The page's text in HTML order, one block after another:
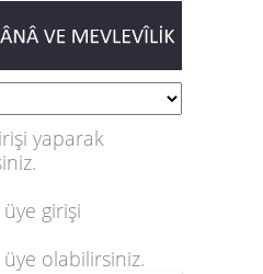
yaparak
üye girişi
üye olabilirsiniz.